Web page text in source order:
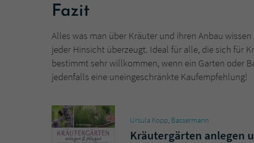
Fazit
Alles was man über Kräuter und ihren Anbau
jeder Hinsicht überzeugt. Ideal für alle, die sich für
bestimmt sehr willkommen, wenn ein Garten oder
jedenfalls eine uneingeschränkte Kaufempfehlung!
Ursula Kopp, Bassermann
Kräutergärten anlegen